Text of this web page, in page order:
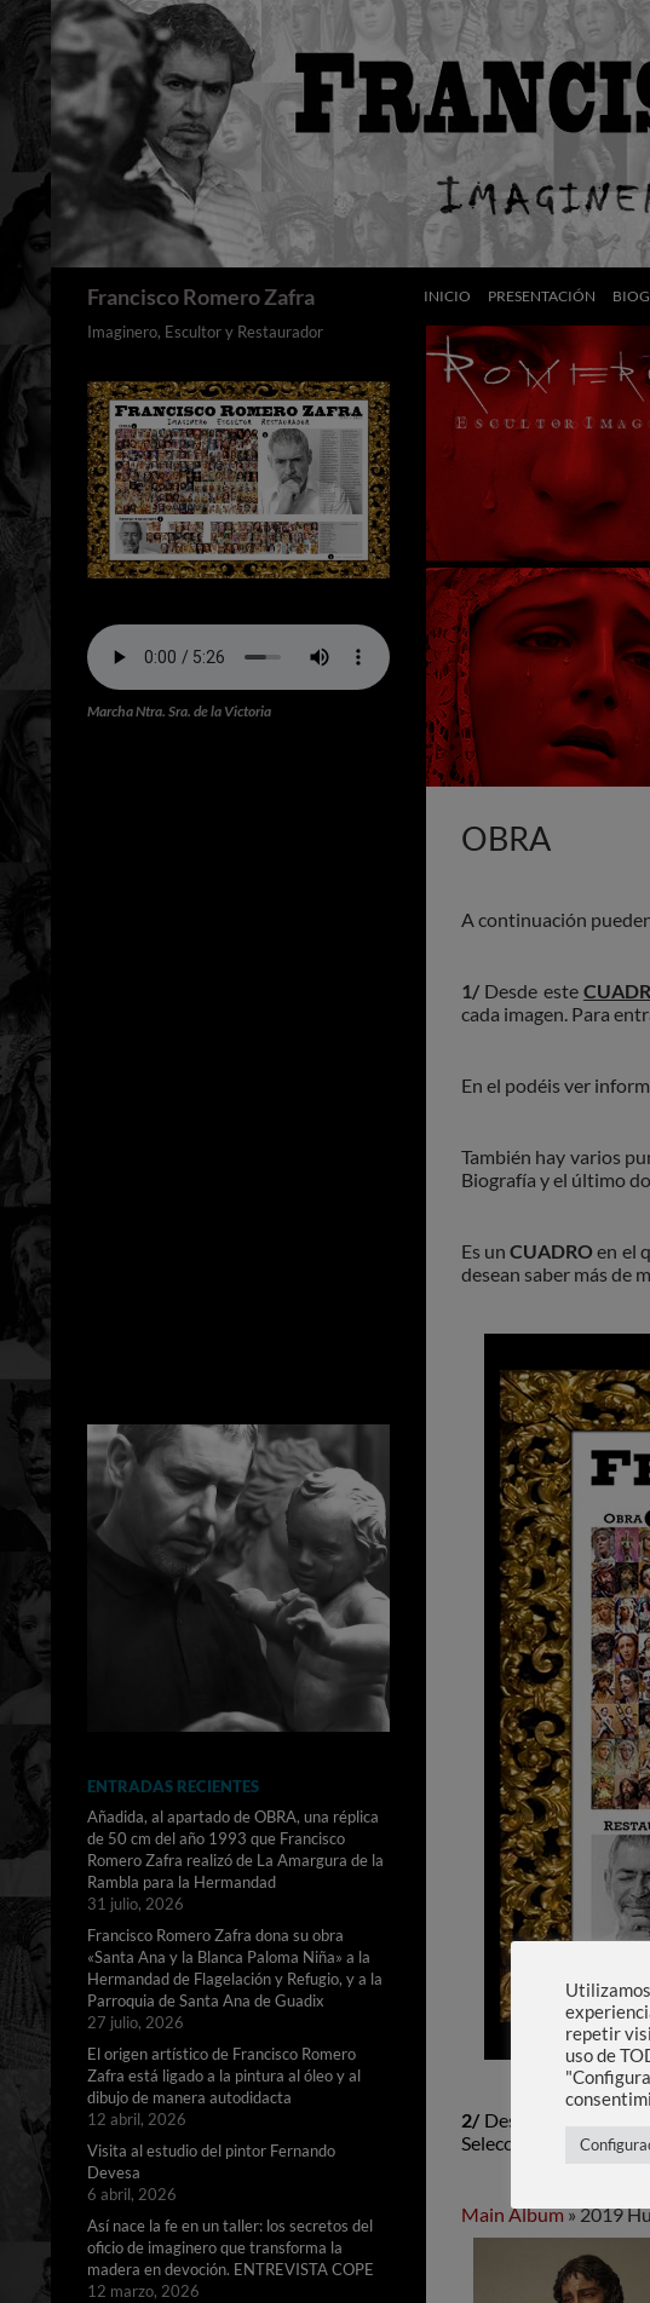
Saltar
contenido
Francisco Romero Zafra INICIO PRESENTACIÓN
OBRA
A continuación
1/ Desde este
cada imagen. Para
En el podéis ver
También hay varios
Biografía y el último
Es unCUADROen el
desean saber más de
2/ Desde estos
Seleccione una obra
Main Album» 2019
Imaginero, Escultor y Restaurador
Marcha Ntra. Sra. de la Victoria
ENTRADAS RECIENTES
Añadida, al apartado de OBRA, una réplica
de 50 cm del año 1993 que Francisco
Romero Zafra realizó de La Amargura de la
Rambla para la Hermandad
31 julio, 2026
Francisco Romero Zafra dona su obra
«Santa Ana y la Blanca Paloma Niña» a la
Hermandad de Flagelación y Refugio, y a la
Parroquia de Santa Ana de Guadix
27 julio, 2026
El origen artístico de Francisco Romero
Zafra está ligado a la pintura al óleo y al
dibujo de manera autodidacta
12 abril, 2026
Visita al estudio del pintor Fernando
Devesa
6 abril, 2026
Así nace la fe en un taller: los secretos del
oficio de imaginero que transforma la
madera en devoción. ENTREVISTA COPE
12 marzo, 2026
repetir
uso de